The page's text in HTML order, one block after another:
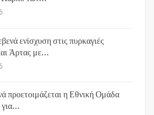
ενίσχυση στις πυρκαγιές
Άρτας με…
προετοιμάζεται η Εθνική Ομάδα
για…